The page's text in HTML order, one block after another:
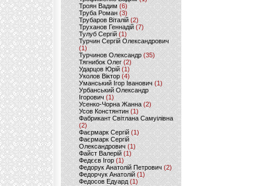
Троян Вадим (6)
Труба Роман(3)
Трубаров Віталій (2)
Труханов Геннадій (7)
Тулуб Сергій(1)
Турчин Сергій Олександрович
(1)
Турчинов Олександр(35)
Тягнибок Олег (2)
Ударцов Юрій (1)
Уколов Віктор(4)
Уманський Ігор Іванович(1)
Урбанський Олександр
Ігорович (1)
Усенко-Чорна Жанна (2)
Усов Констянтин(1)
Фабрикант Світлана Самуілівна
(2)
Фаєрмарк Сергій(1)
Фаєрмарк Сергій
Олександрович (1)
Файст Валерій(1)
Федєєв Ігор (1)
Федорук Анатолій Петрович (2)
Федорчук Анатолій (1)
Федосов Едуард (1)